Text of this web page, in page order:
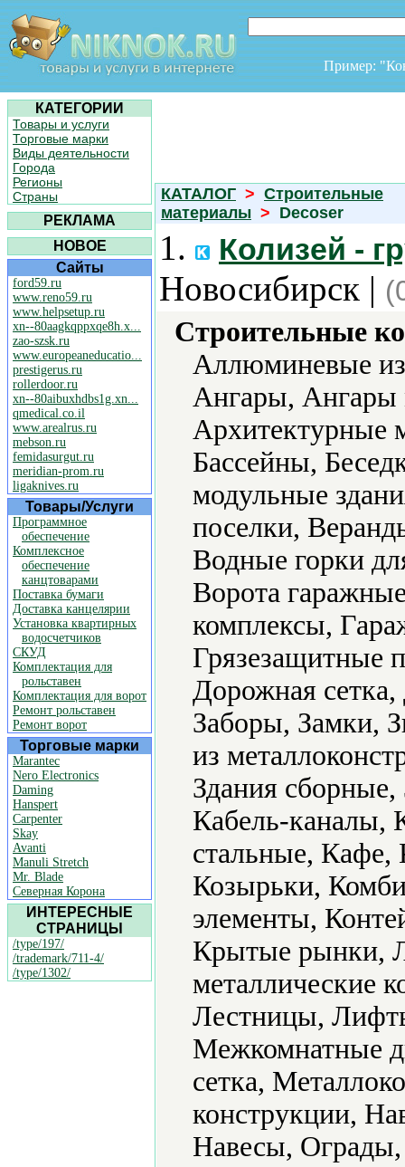
Пример:
КАТЕГОРИИ
Товары и услуги
Торговые марки
Виды деятельности
Города
Регионы
Страны
РЕКЛАМА
НОВОЕ
Сайты
ford59.ru
www.reno59.ru
www.helpsetup.ru
xn--80aagkqppxqe8h.x...
zao-szsk.ru
www.europeaneducatio...
prestigerus.ru
rollerdoor.ru
xn--80aibuxhdbs1g.xn...
qmedical.co.il
www.arealrus.ru
mebson.ru
femidasurgut.ru
meridian-prom.ru
ligaknives.ru
Товары/Услуги
Программное
обеспечение
Комплексное
обеспечение
канцтоварами
Поставка бумаги
Доставка канцелярии
Установка квартирных
водосчетчиков
СКУД
Комплектация для
рольставен
Комплектация для ворот
Ремонт рольставен
Ремонт ворот
Торговые марки
Marantec
Nero Electronics
Daming
Hanspert
Carpenter
Skay
Avanti
Manuli Stretch
Mr. Blade
Северная Корона
ИНТЕРЕСНЫЕ
СТРАНИЦЫ
/type/197/
/trademark/711-4/
/type/1302/
КАТАЛОГ > Строительные
материалы > Decoser
1. Колизей -
Новосибирск |
Строительные
Аллюминевые
Ангары, Ангары
Архитектурные
Бассейны,
модульные
поселки,
Водные горки
Ворота
комплексы,
Грязезащитные
Дорожная
Заборы, Замки,
из
Здания
Кабель-каналы,
стальные, Кафе,
Козырьки,
элементы,
Крытые рынки,
металлические
Лестницы,
Межкомнатные
сетка,
конструкции,
Навесы,